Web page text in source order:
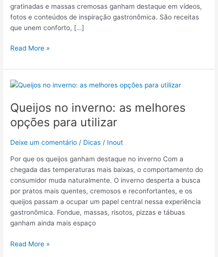
gratinadas e massas cremosas ganham destaque em vídeos,
fotos e conteúdos de inspiração gastronômica. São receitas
que unem conforto, […]
Read More »
Queijos no inverno: as melhores
opções para utilizar
Deixe um comentário / Dicas / Inout
Por que os queijos ganham destaque no inverno Com a
chegada das temperaturas mais baixas, o comportamento do
consumidor muda naturalmente. O inverno desperta a busca
por pratos mais quentes, cremosos e reconfortantes, e os
queijos passam a ocupar um papel central nessa experiência
gastronômica. Fondue, massas, risotos, pizzas e tábuas
ganham ainda mais espaço
Queijos
inverno:
melhores
utilizar
Read More »